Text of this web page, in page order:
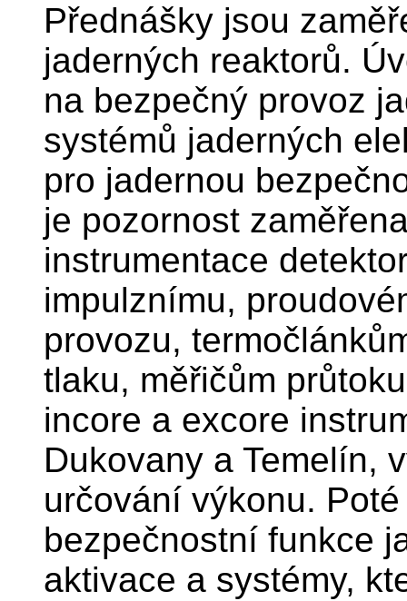
Přednášky jsou
jaderných reaktorů.
na bezpečný provoz
systémů jaderných
pro jadernou
je pozornost
instrumentace
impulznímu,
provozu,
tlaku, měřičům
incore a excore
Dukovany a Temelín,
určování výkonu.
bezpečnostní funkce
aktivace a systémy,